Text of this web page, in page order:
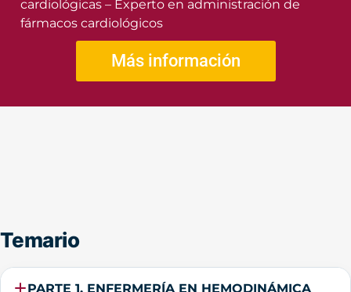
cardiológicas – Experto en administración de
fármacos cardiológicos
Más información
Temario
PARTE 1. ENFERMERÍA EN HEMODINÁMICA